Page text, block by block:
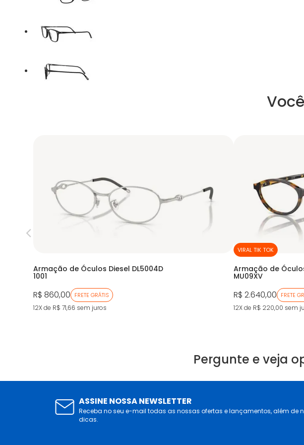
Armação de Óculos Diesel DL5004D
1001
R$ 860,00 FRETE GRÁTIS
12X de R$ 71,66 sem juros
VIRAL TIK TOK
Armação de
MU09XV
R$ 2.640,00 FRETE
12X de R$ 220,00 sem
Pergunte e veja
ASSINE NOSSA NEWSLETTER
Receba no seu e-mail todas as nossas ofertas e lançamentos, além de
dicas.